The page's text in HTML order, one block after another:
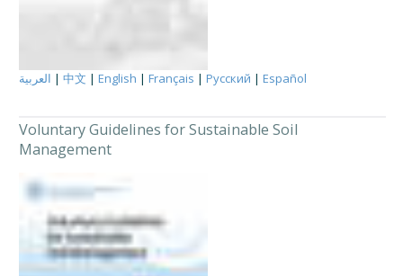
العربية | 中文 | English | Français | Русский | Español
Voluntary Guidelines for Sustainable Soil
Management